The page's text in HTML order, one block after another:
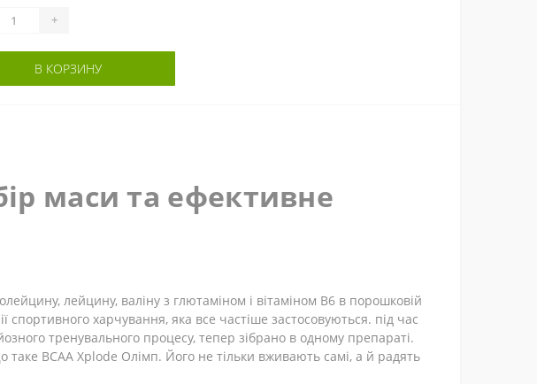
+
В КОРЗИНУ
маси та ефективне
лейцину, валіну з глютаміном і вітаміном B6 в порошковій
спортивного харчування, яка все частіше застосовуються. під час
тренувального процесу, тепер зібрано в одному препараті.
BCAA Xplode Олімп. Його не тільки вживають самі, а й радять